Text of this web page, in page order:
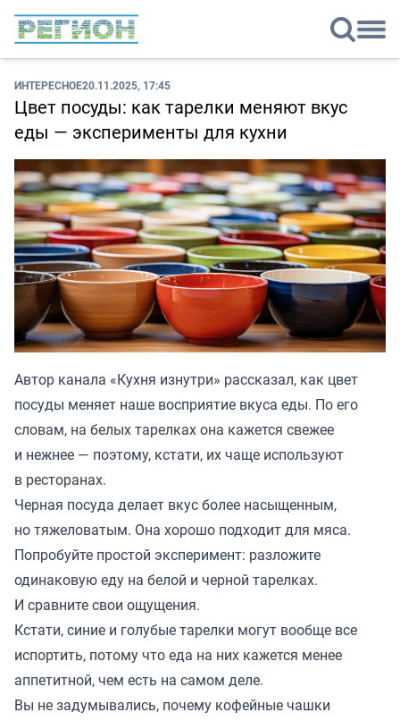
ИНТЕРЕСНОЕ20.11.2025, 17:45
Цвет посуды: как тарелки меняют вкус
еды — эксперименты для кухни
Автор канала «Кухня изнутри» рассказал, как цвет
посуды меняет наше восприятие вкуса еды. По его
словам, на белых тарелках она кажется свежее
и нежнее — поэтому, кстати, их чаще используют
в ресторанах.
Черная посуда делает вкус более насыщенным,
но тяжеловатым. Она хорошо подходит для мяса.
Попробуйте простой эксперимент: разложите
одинаковую еду на белой и черной тарелках.
И сравните свои ощущения.
Кстати, синие и голубые тарелки могут вообще все
испортить, потому что еда на них кажется менее
аппетитной, чем есть на самом деле.
Вы не задумывались, почему кофейные чашки